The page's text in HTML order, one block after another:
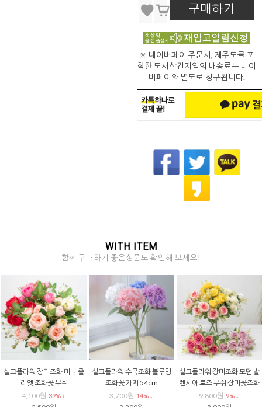
구매하기
※ 네이버페이 주문시, 제주도를 포
함한 도서산간지역의 배송료는 네이
버페이와 별도로 청구됩니다.
WITH ITEM
함께 구매하기 좋은상품도 확인해 보세요!
실크플라워 장미조화 미니 줄
리엣 조화꽃 부쉬
4,100원 39% ↓
실크플라워 수국조화 블루밍
조화꽃 가지 54cm
3,700원 14% ↓
실크플라워 장미조화 모던 발
렌시아 로즈 부쉬 장미꽃조화
9,800원 9% ↓